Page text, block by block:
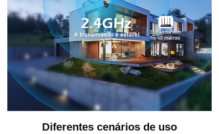
Diferentes cenários de uso